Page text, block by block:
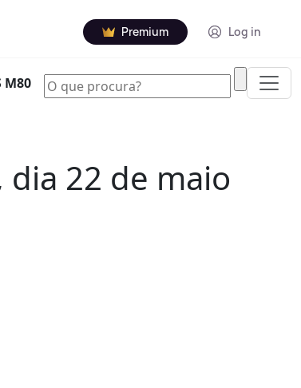
Premium Log in
M80
22 de maio